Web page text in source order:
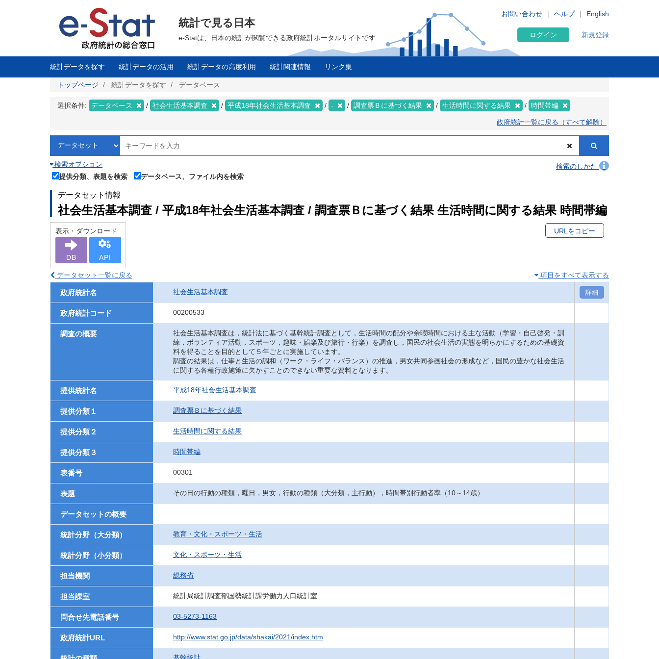
に
English
お問い合わせ ヘルプ
統計で見る日本
e-Statは、日本の統計が閲覧できる政府統計ポータルサイトです ログイン 新規登録
統計データを探す 統計データの活用 統計データの高度利用 統計関連情報 リンク集
トップページ 統計データを探す データベース
選択条件: データベース 社会生活基本調査 平成18年社会生活基本調査 - 調査票Ｂに基づく結果 生活時間に関する結果 時間帯編
政府統計一覧に戻る（すべて解除）
検索オプション
検索のしかた
提供分類、表題を検索
データベース、ファイル内を検索
データセット情報
社会生活基本調査 / 平成18年社会生活基本調査 / 調査票Ｂに基づく結果 生活時間に関する結果 時間帯編
表示・ダウンロード
DB API
URLをコピー
データセット一覧に戻る 項目をすべて表示する
政府統計名 社会生活基本調査 詳細
政府統計コード 00200533
調査の概要
社会生活基本調査は，統計法に基づく基幹統計調査として，生活時間の配分や余暇時間における主な活動（学習・自己啓発・訓
練，ボランティア活動，スポーツ，趣味・娯楽及び旅行・行楽）を調査し，国民の社会生活の実態を明らかにするための基礎資
料を得ることを目的として５年ごとに実施しています。
調査の結果は，仕事と生活の調和（ワーク・ライフ・バランス）の推進，男女共同参画社会の形成など，国民の豊かな社会生活
に関する各種行政施策に欠かすことのできない重要な資料となります。
提供統計名 平成18年社会生活基本調査
提供分類１ 調査票Ｂに基づく結果
提供分類２ 生活時間に関する結果
提供分類３ 時間帯編
表番号 00301
表題 その日の行動の種類，曜日，男女，行動の種類（大分類，主行動），時間帯別行動者率（10～14歳）
データセットの概要
統計分野（大分類） 教育・文化・スポーツ・生活
統計分野（小分類） 文化・スポーツ・生活
担当機関 総務省
担当課室 統計局統計調査部国勢統計課労働力人口統計室
問合せ先電話番号 03-5273-1163
政府統計URL http://www.stat.go.jp/data/shakai/2021/index.htm